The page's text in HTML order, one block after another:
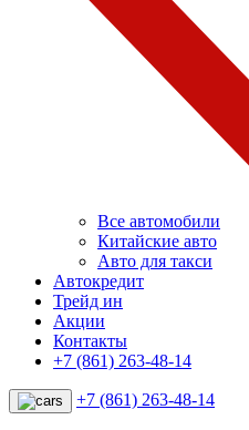
Все автомобили
Китайские авто
Авто для такси
Автокредит
Трейд ин
Акции
Контакты
+7 (861) 263-48-14
+7 (861) 263-48-14